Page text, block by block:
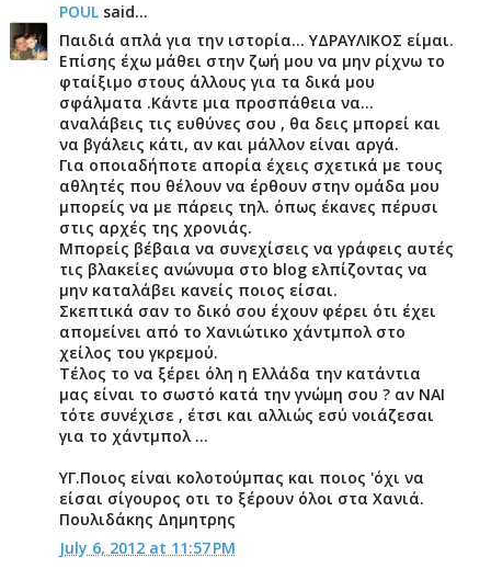
POULsaid...
Παιδιά απλά για την ιστορία... ΥΔΡΑΥΛΙΚΟΣ είμαι.
Επίσης έχω μάθει στην ζωή μου να μην ρίχνω το
φταίξιμο στους άλλους για τα δικά μου
σφάλματα .Κάντε μια προσπάθεια να...
αναλάβεις τις ευθύνες σου , θα δεις μπορεί και
να βγάλεις κάτι, αν και μάλλον είναι αργά.
Για οποιαδήποτε απορία έχεις σχετικά με τους
αθλητές που θέλουν να έρθουν στην ομάδα μου
μπορείς να με πάρεις τηλ. όπως έκανες πέρυσι
στις αρχές της χρονιάς.
Μπορείς βέβαια να συνεχίσεις να γράφεις αυτές
τις βλακείες ανώνυμα στο blog ελπίζοντας να
μην καταλάβει κανείς ποιος είσαι.
Σκεπτικά σαν το δικό σου έχουν φέρει ότι έχει
απομείνει από το Χανιώτικο χάντμπολ στο
χείλος του γκρεμού.
Τέλος το να ξέρει όλη η Ελλάδα την κατάντια
μας είναι το σωστό κατά την γνώμη σου ? αν ΝΑΙ
τότε συνέχισε , έτσι και αλλιώς εσύ νοιάζεσαι
για το χάντμπολ ...
ΥΓ.Ποιος είναι κολοτούμπας και ποιος 'όχι να
είσαι σίγουρος οτι το ξέρουν όλοι στα Χανιά.
Πουλιδάκης Δημητρης
July 6, 2012 at 11:57 PM